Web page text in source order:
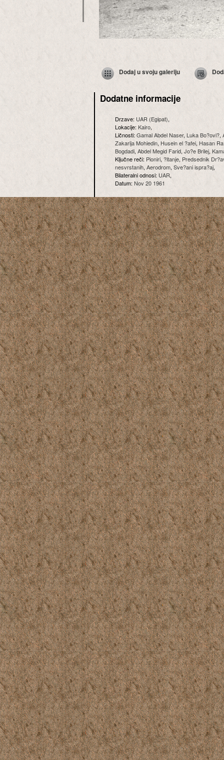
Dodaj u svoju galeriju
Dodatne informacije
Drzave: UAR (Egipat),
Lokacije:Kairo,
Ličnosti:Gamal Abdel Naser, Luka Bo?ovi?,
Zakarija Mohiedin, Husein el ?afei, Hasan
Bogdadi, Abdel Megid Farid, Jo?e Brilej,
Ključne reči: Pioniri, ?itanje, Predsednik
nesvrstanih, Aerodrom, Sve?ani ispra?aj,
Bilateralni odnosi: UAR,
Datum:Nov 20 1961